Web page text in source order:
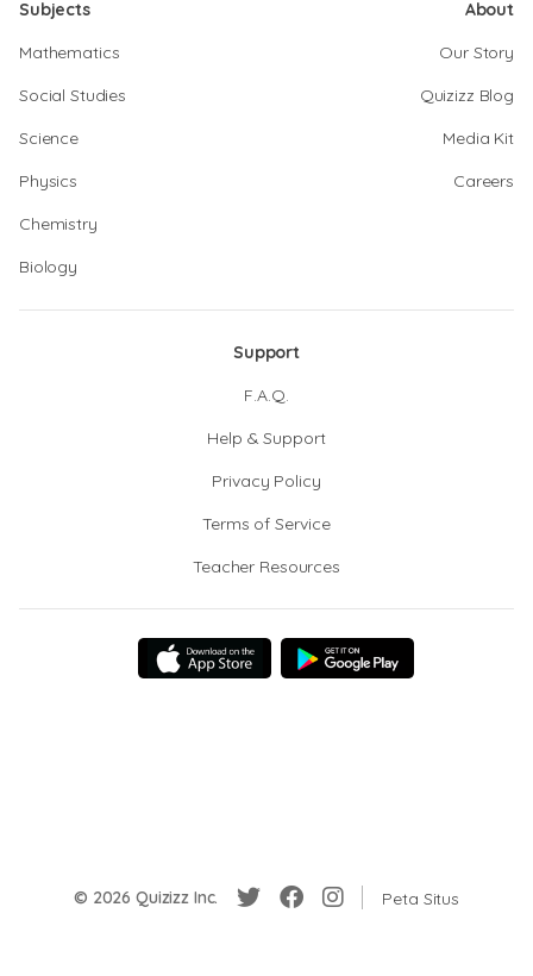
Subjects
Mathematics
Social Studies
Science
Physics
Chemistry
Biology
About
Our Story
Quizizz Blog
Media Kit
Careers
Support
F.A.Q.
Help & Support
Privacy Policy
Terms of Service
Teacher Resources
© 2026 Quizizz Inc. Peta Situs